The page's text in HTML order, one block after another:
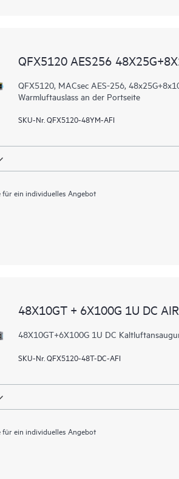
QFX5120 AES256
QFX5120, MACsec AES-256,
Warmluftauslass an der Portseite
SKU-Nr. QFX5120-48YM-AFI
für ein individuelles Angebot
48X10GT + 6X100G 1U DC
48X10GT+6X100G 1U DC
SKU-Nr. QFX5120-48T-DC-AFI
für ein individuelles Angebot